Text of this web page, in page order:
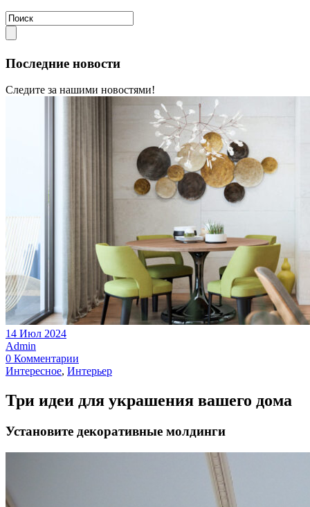
Последние новости
Следите за нашими новостями!
14 Июл 2024
Admin
0 Комментарии
Интересное, Интерьер
Три идеи для украшения вашего дома
Установите декоративные молдинги